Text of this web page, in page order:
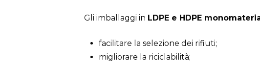
Gli imballaggi in LDPE e HDPE
facilitare la selezione dei rifiuti;
migliorare la riciclabilità;